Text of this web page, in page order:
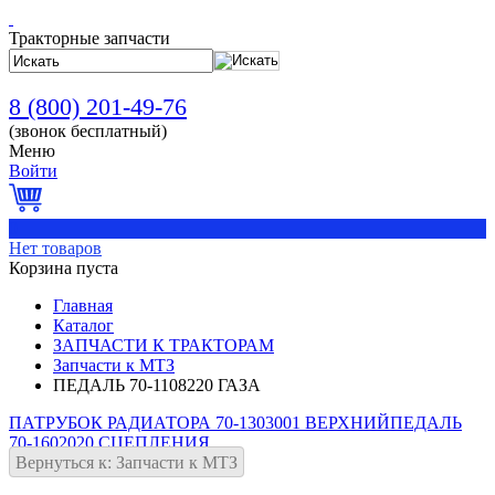
Тракторные запчасти
8 (800) 201-49-76
(звонок бесплатный)
Меню
Войти
Нет товаров
Корзина пуста
Главная
Каталог
ЗАПЧАСТИ К ТРАКТОРАМ
Запчасти к МТЗ
ПЕДАЛЬ 70-1108220 ГАЗА
ПАТРУБОК РАДИАТОРА 70-1303001 ВЕРХНИЙПЕДАЛЬ
70-1602020 СЦЕПЛЕНИЯ
Вернуться к: Запчасти к МТЗ